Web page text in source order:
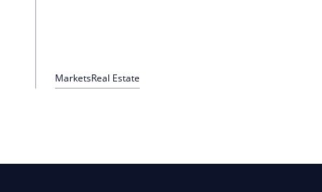
MarketsReal Estate